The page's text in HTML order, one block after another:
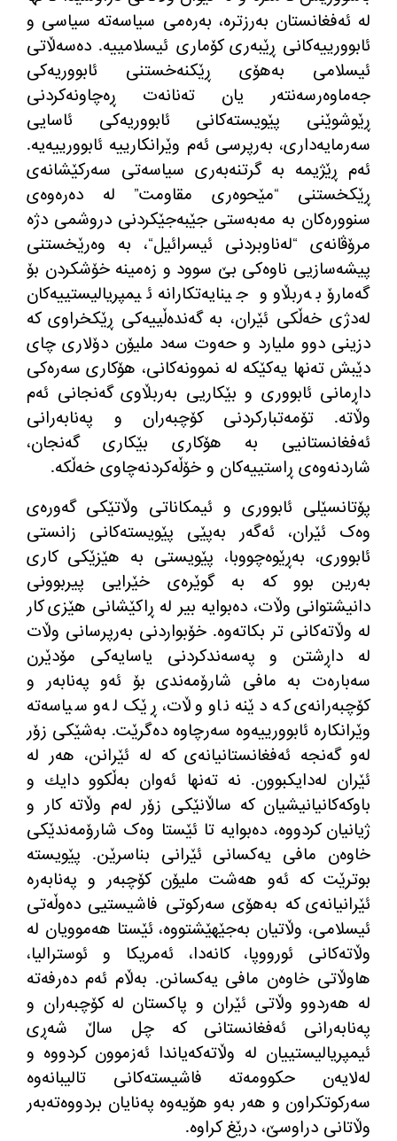
له‌ ئه‌فغانستان به‌رزتره‌، به‌ره‌می سیاسه‌ته‌ سیاسی و
ئابوورییه‌كانی ڕێبەری كۆماری ئیسلامییه‌. دەسەڵاتی
ئیسلامی به‌هۆی ڕێكنەخستنی ئابووریه‌كی
جەماوەرسەنتەر یان تەنانەت ڕەچاونەکردنی
ڕێوشوێنی پێویسته‌كانی ئابووریه‌كی ئاسایی
سەرمایەداری، بەرپرسی ئه‌م وێرانکارییە ئابوورییه‌یە.
ئه‌م ڕێژیمه‌ به‌ گرتنه‌به‌ری سیاسه‌تی سەرکێشانەی
ڕێكخستنی “مێحوەری مقاومت” لە دەرەوەی
سنوورەکان به‌ مه‌به‌ستی جێبه‌جێكردنی دروشمی دژه‌
مرۆڤانه‌ی “لەناوبردنی ئیسرائیل“، به‌ وەرێخستنی
پیشه‌سازیی ناوه‌كی بێ سوود و زەمینە خۆشکردن بۆ
گەمارۆ بەربڵاو و جینایەتکارانە ئیمپریالیستییەکان
لەدژی خه‌ڵكی ئێران، به‌ گەندەڵییه‌کی ڕێكخراوی كه‌
دزینی دوو ملیارد و حەوت سەد ملیۆن دۆلاری چای
دێبش ته‌نها یه‌كێكه‌ له‌ نموونه‌كانی، هۆكاری سەره‌كی
داڕمانی ئابووری و بێكاریی بەربڵاوی گه‌نجانی ئه‌م
وڵاتە.تۆمەتبارکردنی كۆچبه‌ران و پەنابەرانی
ئەفغانستانیی بە هۆكاری بێكاری گه‌نجان،
شاردنەوەی ڕاستییه‌کان و خۆڵه‌کردنەچاوی خه‌ڵكە.
پۆتانسێلی ئابووری و ئیمکاناتی وڵاتێکی گه‌وره‌ی
وەک ئێران، ئەگەر به‌پێی پێویسته‌كانی زانستی
ئابووری، به‌ڕێوه‌چووبا، پێویستی به‌ هێزێکی كاری
بەرین بوو كه‌ به‌ گوێره‌ی خێرایی پیربوونی
دانیشتوانی وڵات، ده‌بوایە بیر لە ڕاکێشانی هێزی کار
له‌ وڵاته‌كانی تر بکاتەوە. خۆبواردنی بەرپرسانی وڵات
لە داڕشتن و پەسەندکردنی یاسایه‌كی مۆدێرن
سەبارەت بە مافی شارۆمەندی بۆ ئەو پەنابەر و
كۆچبه‌رانەی کە دێنە ناو وڵات، ڕێک له‌و سیاسه‌ته‌
وێرانکارە ئابوورییه‌وە سەرچاوە دەگرێت. به‌شێكی زۆر
لەو گه‌نجه‌ ئەفغانستانیانەی كه‌ له‌ ئێرانن، هەر له‌
ئێران لەدایكبوون. نە ته‌نها ئه‌وان بەڵکوو دایك و
باوكه‌كانیانیشیان كه‌ ساڵانێكی زۆر له‌م وڵاته‌ كار و
ژیانیان كردووه‌، ده‌بوایە تا ئێستا وەک شارۆمەندێکی
خاوەن مافی یه‌كسانی ئێرانی بناسرێن. پێویستە
بوترێت کە ئەو هەشت ملیۆن کۆچبەر و پەنابەرە
ئێرانیانەی کە بەهۆی سەرکوتی فاشیستیی دەوڵەتی
ئیسلامی، وڵاتیان بەجێهێشتووە، ئێستا هەموویان لە
وڵاتەکانی ئورووپا، کانەدا، ئەمریکا و ئوسترالیا،
هاوڵاتی خاوەن مافی یەکسانن. بەڵام ئەم دەرفەتە
لە هەردوو وڵاتی ئێران و پاکستان لە کۆچبەران و
پەنابەرانی ئەفغانستانی کە چل ساڵ شەڕی
ئیمپریالیستییان لە وڵاتەکەیاندا ئەزموون کردووە و
لەلایەن حکوومەتە فاشیستەکانی تالیبانەوە
سەرکوتکراون و هەر بەو هۆیەوە پەنایان بردووەتەبەر
وڵاتانی دراوسێ، درێغ کراوە.